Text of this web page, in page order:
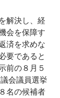
解決し、経
会を保障す
済を求めな
要であると
前の８月５
会議員選挙
名の候補者